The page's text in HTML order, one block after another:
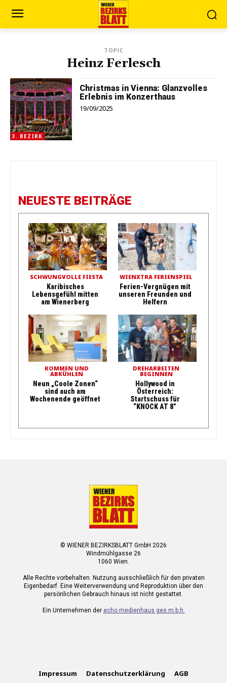
TOPIC
Heinz Ferlesch
3. BEZIRK
Christmas in Vienna: Glanzvolles
Erlebnis im Konzerthaus
19/09/2025
NEUESTE BEITRÄGE
SCHWUNGVOLLE FIESTA
Karibisches
Lebensgefühl mitten
am Wienerberg
WIENXTRA FERIENSPIEL
Ferien-Vergnügen mit
unseren Freunden und
Helfern
KOMMEN UND
ABKÜHLEN
Neun „Coole Zonen“
sind auch am
Wochenende geöffnet
DREHARBEITEN
BEGINNEN
Hollywood in
Österreich:
Startschuss für
“KNOCK AT 8”
© WIENER BEZIRKSBLATT GmbH 2026
Windmühlgasse 26
1060 Wien.
Alle Rechte vorbehalten. Nutzung ausschließlich für den privaten
Eigenbedarf. Eine Weiterverwendung und Reproduktion über den
persönlichen Gebrauch hinaus ist nicht gestattet.
Ein Unternehmen der echo medienhaus ges.m.b.h.
Impressum Datenschutzerklärung AGB